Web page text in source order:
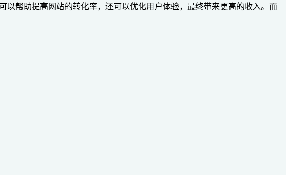
帮助提高网站的转化率，还可以优化用户体验，最终带来更高的收入。而